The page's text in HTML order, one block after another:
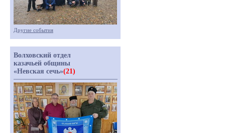
Другие события
Волховский отдел
казачьей общины
«Невская сечь»(21)